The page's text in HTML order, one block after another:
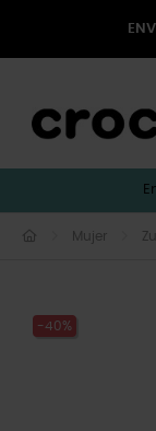
Mujer
-40%